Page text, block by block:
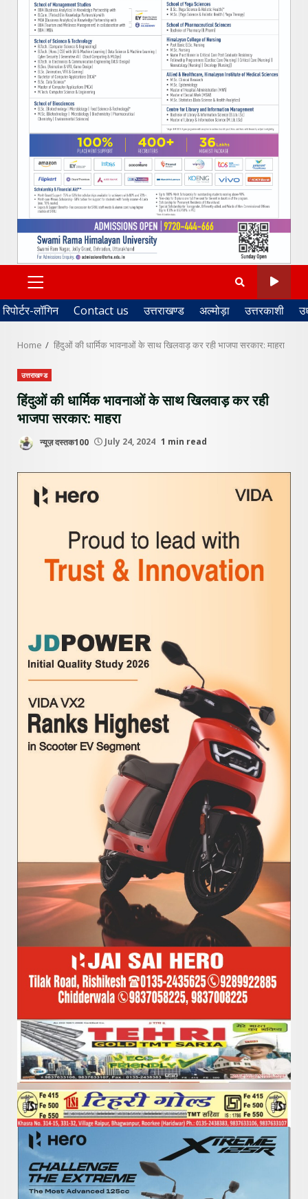
PRIMARY
MENU
रिपोर्टर-लॉगिन Contact us उत्तराखण्ड अल्मोड़ा उत्तरकाशी
Home हिंदुओं की धार्मिक भावनाओं के साथ खिलवाड़ कर रही भाजपा सरकार: माहरा
उत्तराखण्ड
हिंदुओं की धार्मिक भावनाओं के साथ खिलवाड़ कर रही
भाजपा सरकार: माहरा
न्यूज़ दस्तक100 July 24, 2024 1 min read